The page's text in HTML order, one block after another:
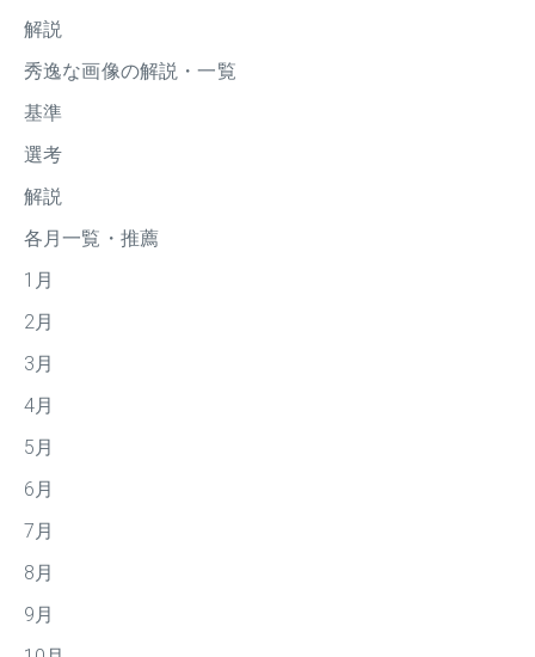
解説
秀逸な画像の解説・一覧
基準
選考
解説
各月一覧・推薦
1月
2月
3月
4月
5月
6月
7月
8月
9月